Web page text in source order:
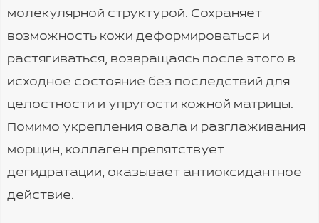
молекулярной структурой. Сохраняет
возможность кожи деформироваться и
растягиваться, возвращаясь после этого в
исходное состояние без последствий для
целостности и упругости кожной матрицы.
Помимо укрепления овала и разглаживания
морщин, коллаген препятствует
дегидратации, оказывает антиоксидантное
действие.